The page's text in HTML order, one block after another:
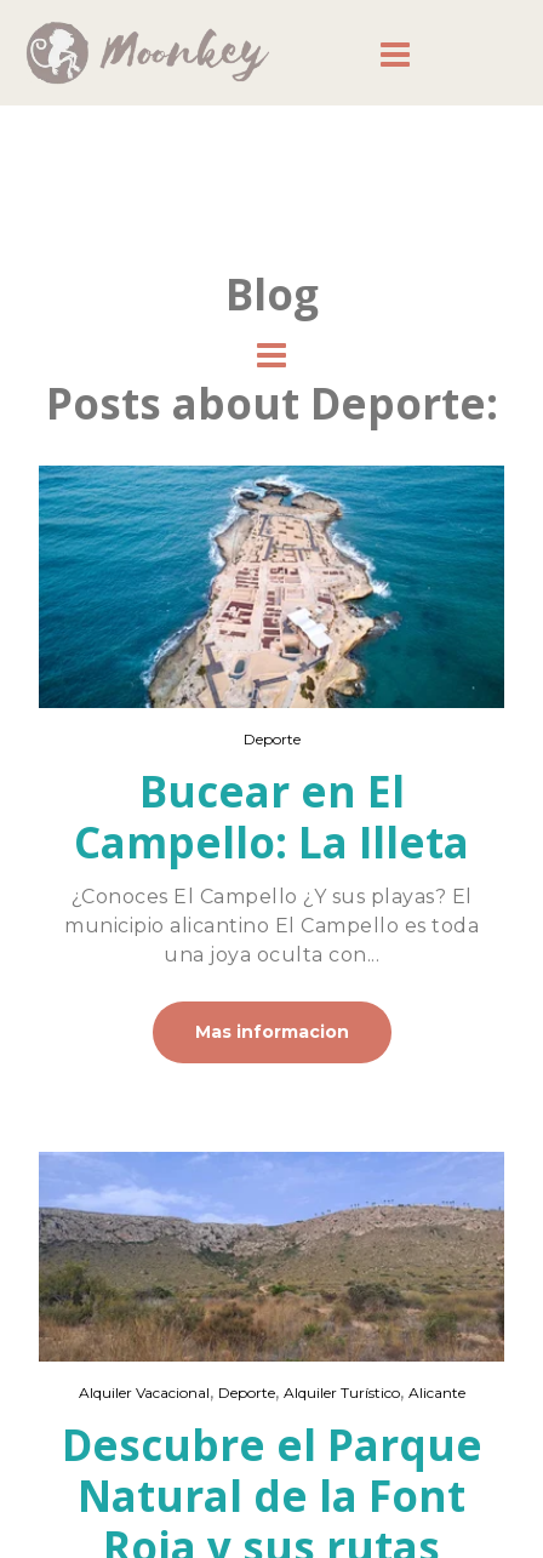
Blog
Posts about Deporte:
Deporte
Bucear en El
Campello: La Illeta
¿Conoces El Campello ¿Y sus playas? El
municipio alicantino El Campello es toda
una joya oculta con...
Mas informacion
Alquiler Vacacional, Deporte, Alquiler Turístico, Alicante
Descubre el Parque
Natural de la Font
Roja y sus rutas